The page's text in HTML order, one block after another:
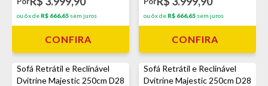
ou 6x de R$ 666,65 sem juros
CONFIRA
ou 6x de R$ 666,65 sem juros
CONFIRA
Sofá Retrátil e Reclinável
Dvitrine Majestic 250cm D28
Sofá Retrátil e Reclinável
Dvitrine Majestic 250cm D28